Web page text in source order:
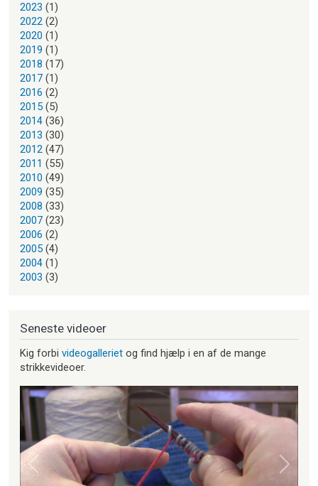
2023 (1)
2022 (2)
2020 (1)
2019 (1)
2018 (17)
2017 (1)
2016 (2)
2015 (5)
2014 (36)
2013 (30)
2012 (47)
2011 (55)
2010 (49)
2009 (35)
2008 (33)
2007 (23)
2006 (2)
2005 (4)
2004 (1)
2003 (3)
Seneste videoer
Kig forbi videogalleriet og find hjælp i en af de mange
strikkevideoer.
Forrige Næste